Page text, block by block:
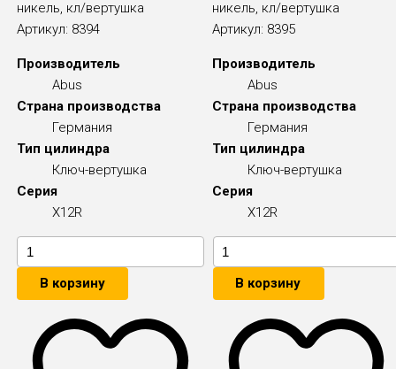
никель, кл/вертушка
Артикул: 8394
Производитель
Abus
Страна производства
Германия
Тип цилиндра
Ключ-вертушка
Серия
X12R
В корзину
никель, кл/вертушка
Артикул: 8395
Производитель
Abus
Страна производства
Германия
Тип цилиндра
Ключ-вертушка
Серия
X12R
В корзину